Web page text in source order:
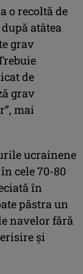
o recoltă de
atâtea
grav
de
grav
mai
ucrainene
cele 70-80
în
păstra un
navelor fără
și